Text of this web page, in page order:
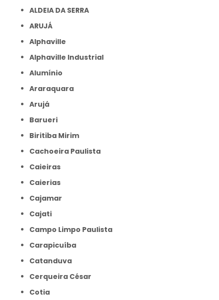
ALDEIA DA SERRA
ARUJÁ
Alphaville
Alphaville Industrial
Alumínio
Araraquara
Arujá
Barueri
Biritiba Mirim
Cachoeira Paulista
Caieiras
Caierias
Cajamar
Cajati
Campo Limpo Paulista
Carapicuíba
Catanduva
Cerqueira César
Cotia